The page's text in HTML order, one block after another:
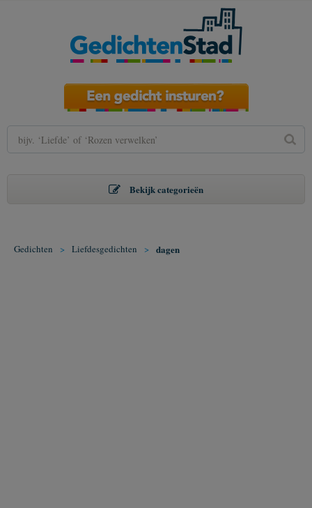
Bekijk categorieën
Gedichten > Liefdesgedichten > dagen